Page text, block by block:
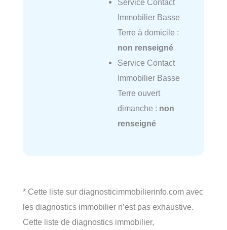
Immobilier Basse
Terre à domicile :
non renseigné
Service Contact
Immobilier Basse
Terre ouvert
dimanche : non
renseigné
* Cette liste sur diagnosticimmobilierinfo.com avec
les diagnostics immobilier n’est pas exhaustive.
Cette liste de diagnostics immobilier,